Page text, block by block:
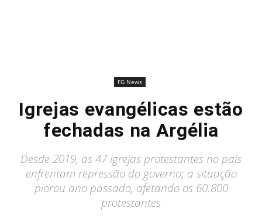
FG News
Igrejas evangélicas estão
fechadas na Argélia
Desde 2019, as 47 igrejas protestantes no país
enfrentam repressão do governo; a situação
piorou ano passado, afetando os 60.800
protestantes